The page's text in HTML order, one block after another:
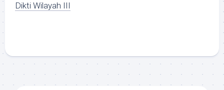
Dikti Wilayah III